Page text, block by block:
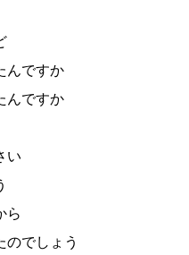
んですか
んですか
い
ら
のでしょう